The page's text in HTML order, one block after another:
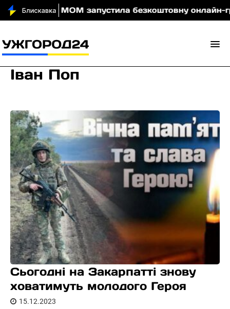
МОМ запустила безкоштовну онлайн-гру,
Іван Поп
Сьогодні на Закарпатті знову
ховатимуть молодого Героя
15.12.2023